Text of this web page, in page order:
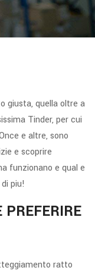
giusta, quella oltre a
Tinder, per cui
e altre, sono
e scoprire
funzionano e qual e
piu!
ratto